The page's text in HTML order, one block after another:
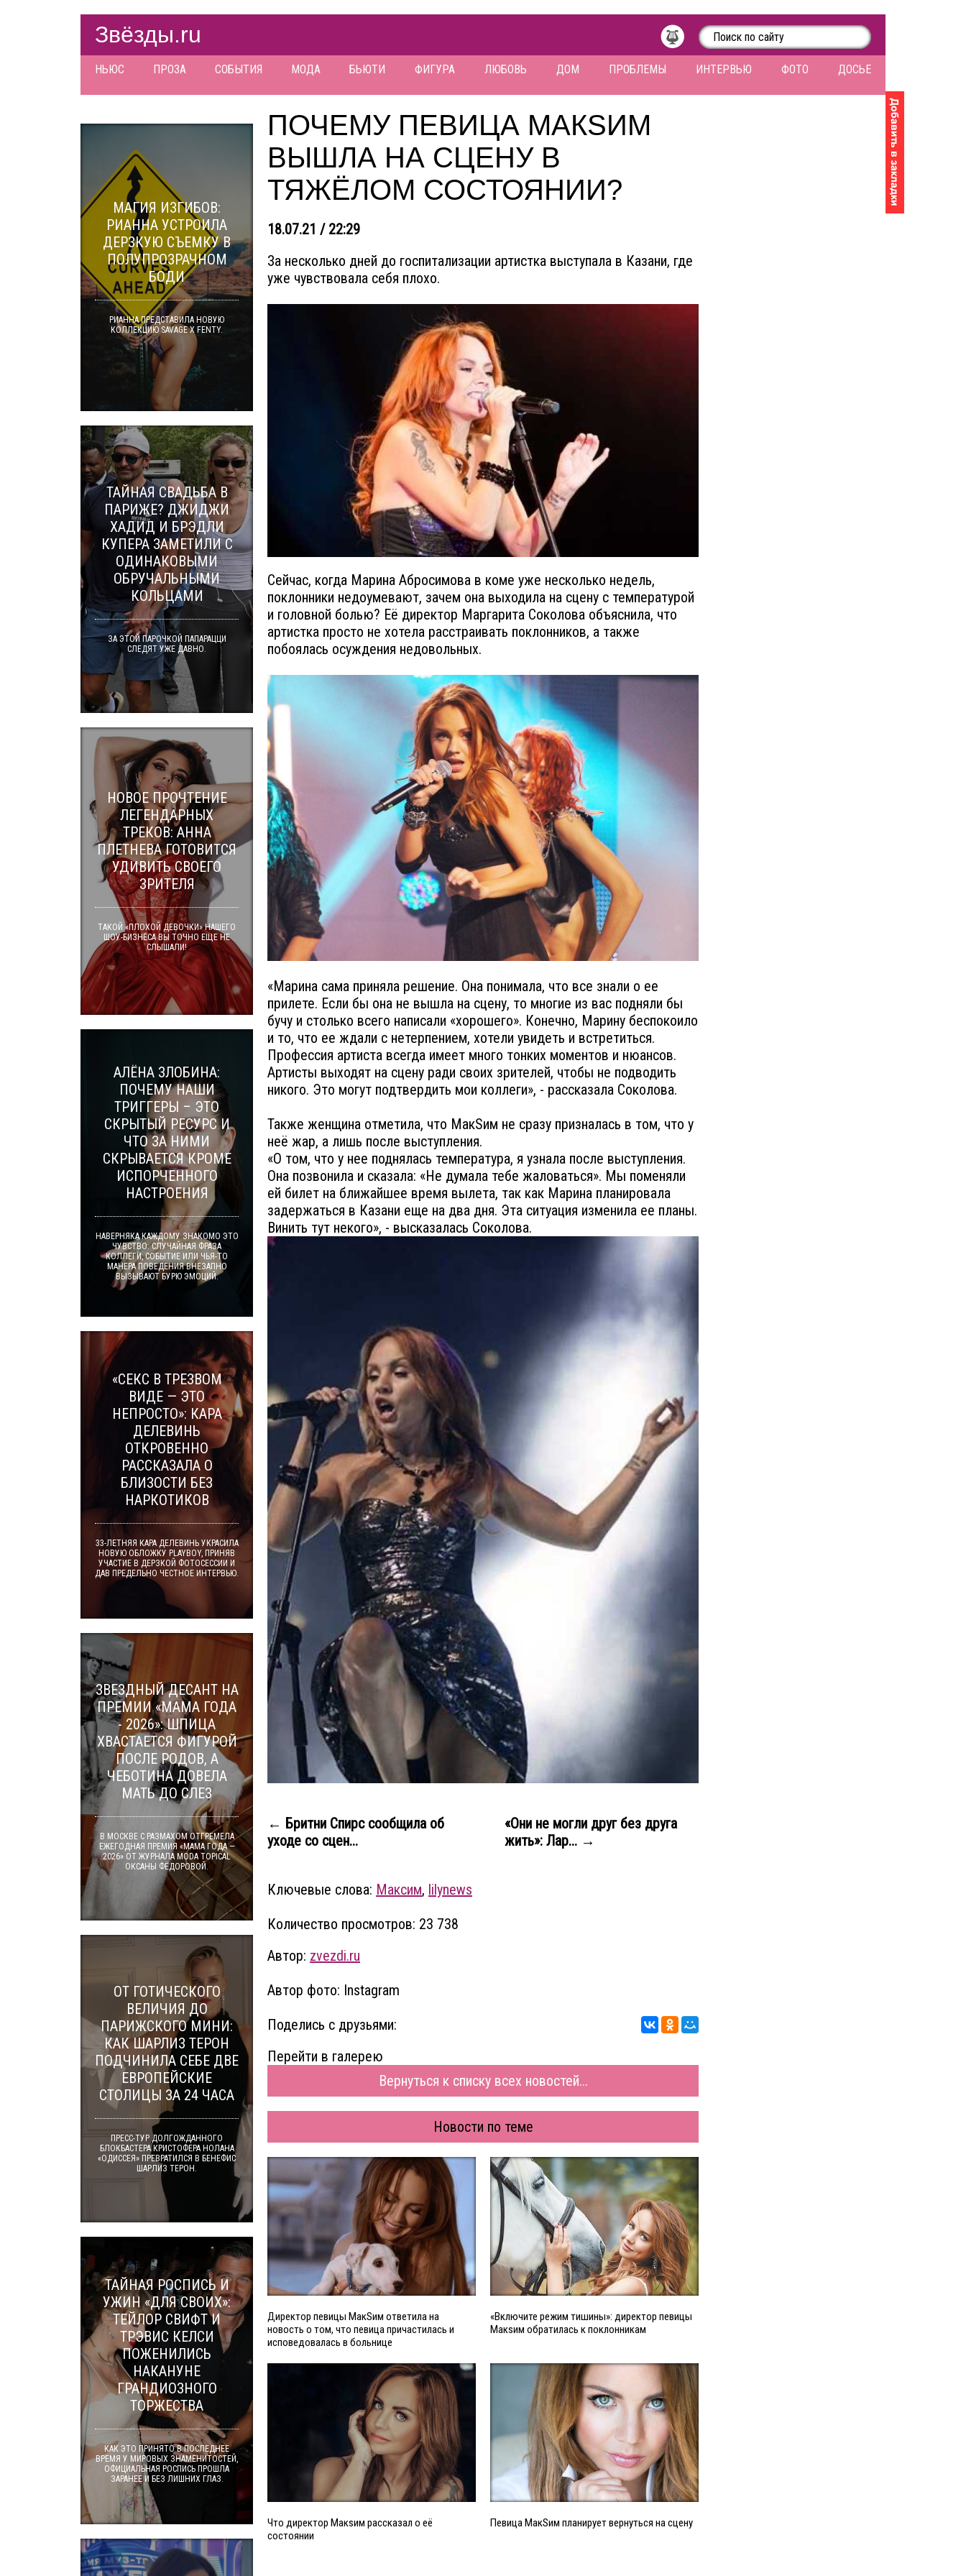
Звёзды.ru
НЬЮС ПРОЗА СОБЫТИЯ МОДА БЬЮТИ ФИГУРА ЛЮБОВЬ ДОМ ПРОБЛЕМЫ ИНТЕРВЬЮ ФОТО ДОСЬЕ
ПОЧЕМУ ПЕВИЦА МАКSИМ
ВЫШЛА НА СЦЕНУ В
ТЯЖЁЛОМ СОСТОЯНИИ?
18.07.21 / 22:29
За несколько дней до госпитализации артистка выступала в Казани, где
уже чувствовала себя плохо.
Сейчас, когда Марина Абросимова в коме уже несколько недель,
поклонники недоумевают, зачем она выходила на сцену с температурой
и головной болью? Её директор Маргарита Соколова объяснила, что
артистка просто не хотела расстраивать поклонников, а также
побоялась осуждения недовольных.
«Марина сама приняла решение. Она понимала, что все знали о ее
прилете. Если бы она не вышла на сцену, то многие из вас подняли бы
бучу и столько всего написали «хорошего». Конечно, Марину беспокоило
и то, что ее ждали с нетерпением, хотели увидеть и встретиться.
Профессия артиста всегда имеет много тонких моментов и нюансов.
Артисты выходят на сцену ради своих зрителей, чтобы не подводить
никого. Это могут подтвердить мои коллеги», - рассказала Соколова.
Также женщина отметила, что МакSим не сразу призналась в том, что у
неё жар, а лишь после выступления.
«О том, что у нее поднялась температура, я узнала после выступления.
Она позвонила и сказала: «Не думала тебе жаловаться». Мы поменяли
ей билет на ближайшее время вылета, так как Марина планировала
задержаться в Казани еще на два дня. Эта ситуация изменила ее планы.
Винить тут некого», - высказалась Соколова.
← Бритни Спирс сообщила об
уходе со сцен...
«Они не могли друг без друга
жить»: Лар... →
Ключевые слова: Максим, lilynews
Количество просмотров: 23 738
Автор: zvezdi.ru
Автор фото: Instagram
Поделись с друзьями:
Перейти в галерею
Вернуться к списку всех новостей...
Новости по теме
Директор певицы МакSим ответила на
новость о том, что певица причастилась и
исповедовалась в больнице
«Включите режим тишины»: директор певицы
Макsим обратилась к поклонникам
Что директор Макsим рассказал о её
состоянии
Певица МакSим планирует вернуться на сцену
МАГИЯ ИЗГИБОВ:
РИАННА УСТРОИЛА
ДЕРЗКУЮ СЪЕМКУ В
ПОЛУПРОЗРАЧНОМ
БОДИ
РИАННА ПРЕДСТАВИЛА НОВУЮ
КОЛЛЕКЦИЮ SAVAGE X FENTY.
ТАЙНАЯ СВАДЬБА В
ПАРИЖЕ? ДЖИДЖИ
ХАДИД И БРЭДЛИ
КУПЕРА ЗАМЕТИЛИ С
ОДИНАКОВЫМИ
ОБРУЧАЛЬНЫМИ
КОЛЬЦАМИ
ЗА ЭТОЙ ПАРОЧКОЙ ПАПАРАЦЦИ
СЛЕДЯТ УЖЕ ДАВНО.
НОВОЕ ПРОЧТЕНИЕ
ЛЕГЕНДАРНЫХ
ТРЕКОВ: АННА
ПЛЕТНЕВА ГОТОВИТСЯ
УДИВИТЬ СВОЕГО
ЗРИТЕЛЯ
ТАКОЙ «ПЛОХОЙ ДЕВОЧКИ» НАШЕГО
ШОУ-БИЗНЕСА ВЫ ТОЧНО ЕЩЕ НЕ
СЛЫШАЛИ!
АЛЁНА ЗЛОБИНА:
ПОЧЕМУ НАШИ
ТРИГГЕРЫ – ЭТО
СКРЫТЫЙ РЕСУРС И
ЧТО ЗА НИМИ
СКРЫВАЕТСЯ КРОМЕ
ИСПОРЧЕННОГО
НАСТРОЕНИЯ
НАВЕРНЯКА КАЖДОМУ ЗНАКОМО ЭТО
ЧУВСТВО: СЛУЧАЙНАЯ ФРАЗА
КОЛЛЕГИ, СОБЫТИЕ ИЛИ ЧЬЯ-ТО
МАНЕРА ПОВЕДЕНИЯ ВНЕЗАПНО
ВЫЗЫВАЮТ БУРЮ ЭМОЦИЙ.
«СЕКС В ТРЕЗВОМ
ВИДЕ — ЭТО
НЕПРОСТО»: КАРА
ДЕЛЕВИНЬ
ОТКРОВЕННО
РАССКАЗАЛА О
БЛИЗОСТИ БЕЗ
НАРКОТИКОВ
33-ЛЕТНЯЯ КАРА ДЕЛЕВИНЬ УКРАСИЛА
НОВУЮ ОБЛОЖКУ PLAYBOY, ПРИНЯВ
УЧАСТИЕ В ДЕРЗКОЙ ФОТОСЕССИИ И
ДАВ ПРЕДЕЛЬНО ЧЕСТНОЕ ИНТЕРВЬЮ.
ЗВЕЗДНЫЙ ДЕСАНТ НА
ПРЕМИИ «МАМА ГОДА
- 2026»: ШПИЦА
ХВАСТАЕТСЯ ФИГУРОЙ
ПОСЛЕ РОДОВ, А
ЧЕБОТИНА ДОВЕЛА
МАТЬ ДО СЛЕЗ
В МОСКВЕ С РАЗМАХОМ ОТГРЕМЕЛА
ЕЖЕГОДНАЯ ПРЕМИЯ «МАМА ГОДА —
2026» ОТ ЖУРНАЛА MODA TOPICAL
ОКСАНЫ ФЁДОРОВОЙ.
ОТ ГОТИЧЕСКОГО
ВЕЛИЧИЯ ДО
ПАРИЖСКОГО МИНИ:
КАК ШАРЛИЗ ТЕРОН
ПОДЧИНИЛА СЕБЕ ДВЕ
ЕВРОПЕЙСКИЕ
СТОЛИЦЫ ЗА 24 ЧАСА
ПРЕСС-ТУР ДОЛГОЖДАННОГО
БЛОКБАСТЕРА КРИСТОФЕРА НОЛАНА
«ОДИССЕЯ» ПРЕВРАТИЛСЯ В БЕНЕФИС
ШАРЛИЗ ТЕРОН.
ТАЙНАЯ РОСПИСЬ И
УЖИН «ДЛЯ СВОИХ»:
ТЕЙЛОР СВИФТ И
ТРЭВИС КЕЛСИ
ПОЖЕНИЛИСЬ
НАКАНУНЕ
ГРАНДИОЗНОГО
ТОРЖЕСТВА
КАК ЭТО ПРИНЯТО В ПОСЛЕДНЕЕ
ВРЕМЯ У МИРОВЫХ ЗНАМЕНИТОСТЕЙ,
ОФИЦИАЛЬНАЯ РОСПИСЬ ПРОШЛА
ЗАРАНЕЕ И БЕЗ ЛИШНИХ ГЛАЗ.